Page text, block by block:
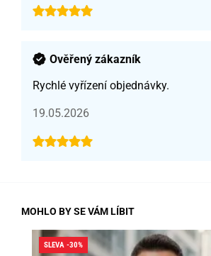
Ověřený zákazník
Rychlé vyřízení objednávky.
19.05.2026
MOHLO BY SE VÁM LÍBIT
SLEVA -30%